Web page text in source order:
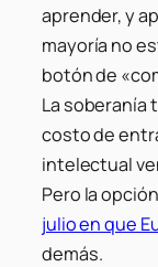
aprender, y
mayoría no
botón de
La soberanía
costo de
intelectual
Pero la
julio en que
demás.